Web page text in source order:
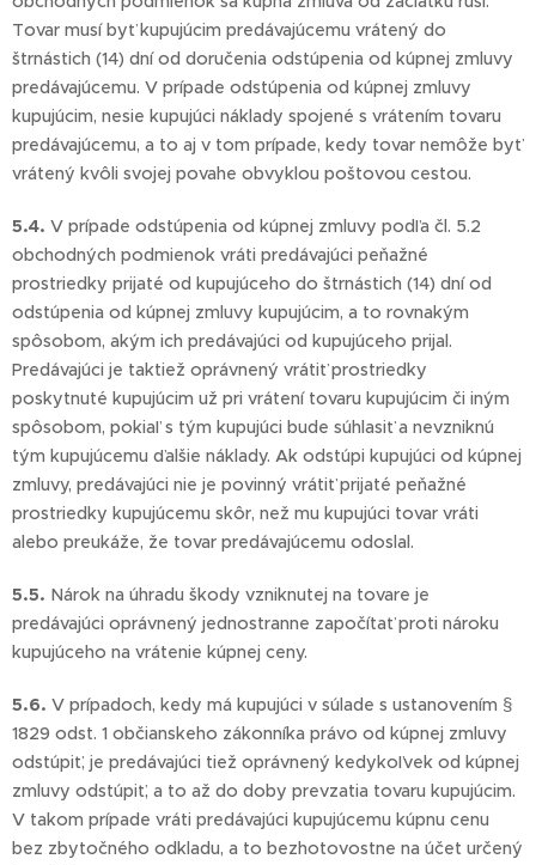
Tovar musí byť kupujúcim predávajúcemu vrátený do
štrnástich (14) dní od doručenia odstúpenia od kúpnej zmluvy
predávajúcemu. V prípade odstúpenia od kúpnej zmluvy
kupujúcim, nesie kupujúci náklady spojené s vrátením tovaru
predávajúcemu, a to aj v tom prípade, kedy tovar nemôže byť
vrátený kvôli svojej povahe obvyklou poštovou cestou.
5.4. V prípade odstúpenia od kúpnej zmluvy podľa čl. 5.2
obchodných podmienok vráti predávajúci peňažné
prostriedky prijaté od kupujúceho do štrnástich (14) dní od
odstúpenia od kúpnej zmluvy kupujúcim, a to rovnakým
spôsobom, akým ich predávajúci od kupujúceho prijal.
Predávajúci je taktiež oprávnený vrátiť prostriedky
poskytnuté kupujúcim už pri vrátení tovaru kupujúcim či iným
spôsobom, pokiaľ s tým kupujúci bude súhlasiť a nevzniknú
tým kupujúcemu ďalšie náklady. Ak odstúpi kupujúci od kúpnej
zmluvy, predávajúci nie je povinný vrátiť prijaté peňažné
prostriedky kupujúcemu skôr, než mu kupujúci tovar vráti
alebo preukáže, že tovar predávajúcemu odoslal.
5.5. Nárok na úhradu škody vzniknutej na tovare je
predávajúci oprávnený jednostranne započítať proti nároku
kupujúceho na vrátenie kúpnej ceny.
5.6. V prípadoch, kedy má kupujúci v súlade s ustanovením §
1829 odst. 1 občianskeho zákonníka právo od kúpnej zmluvy
odstúpiť, je predávajúci tiež oprávnený kedykoľvek od kúpnej
zmluvy odstúpiť, a to až do doby prevzatia tovaru kupujúcim.
V takom prípade vráti predávajúci kupujúcemu kúpnu cenu
bez zbytočného odkladu, a to bezhotovostne na účet určený